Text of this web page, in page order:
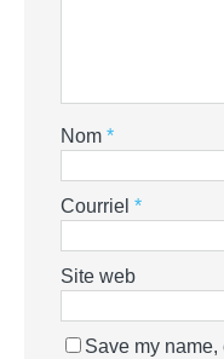
Nom *
Courriel *
Site web
Save my